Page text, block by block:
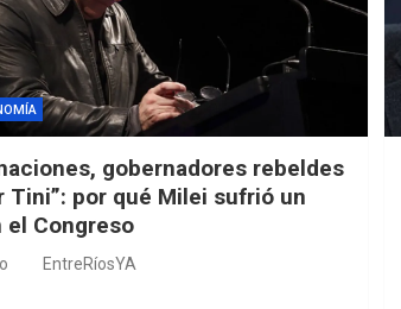
gobernadores rebeldes
Tini”: por qué Milei sufrió un
el Congreso
EntreRíosYA